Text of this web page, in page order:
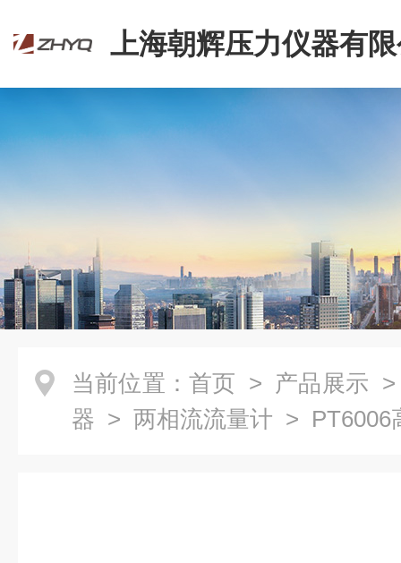
上海朝辉压力仪器有
当前位置： 首页 > 产品展示
器 > 两相流流量计 > PT6006